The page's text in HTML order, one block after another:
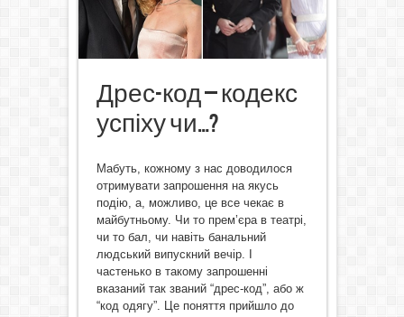
Дрес-код – кодекс
успіху чи…?
Мабуть, кожному з нас доводилося
отримувати запрошення на якусь
подію, а, можливо, це все чекає в
майбутньому. Чи то прем’єра в театрі,
чи то бал, чи навіть банальний
людський випускний вечір. І
частенько в такому запрошенні
вказаний так званий “дрес-код”, або ж
“код одягу”. Це поняття прийшло до